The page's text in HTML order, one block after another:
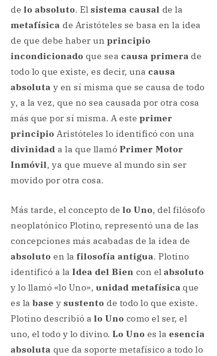
de lo absoluto. El sistema causal de la
metafísica de Aristóteles se basa en la idea
de que debe haber un principio
incondicionado que sea causa primera de
todo lo que existe, es decir, una causa
absoluta y en sí misma que se causa de todo
y, a la vez, que no sea causada por otra cosa
más que por sí misma. A este primer
principio Aristóteles lo identificó con una
divinidad a la que llamó Primer Motor
Inmóvil, ya que mueve al mundo sin ser
movido por otra cosa.
Más tarde, el concepto de lo Uno, del filósofo
neoplatónico Plotino, representó una de las
concepciones más acabadas de la idea de
absoluto en la filosofía antigua. Plotino
identificó a la Idea del Bien con el absoluto
y lo llamó «lo Uno», unidad metafísica que
es la base y sustento de todo lo que existe.
Plotino describió a lo Uno como el ser, el
uno, el todo y lo divino. Lo Uno es la esencia
absoluta que da soporte metafísico a todo lo